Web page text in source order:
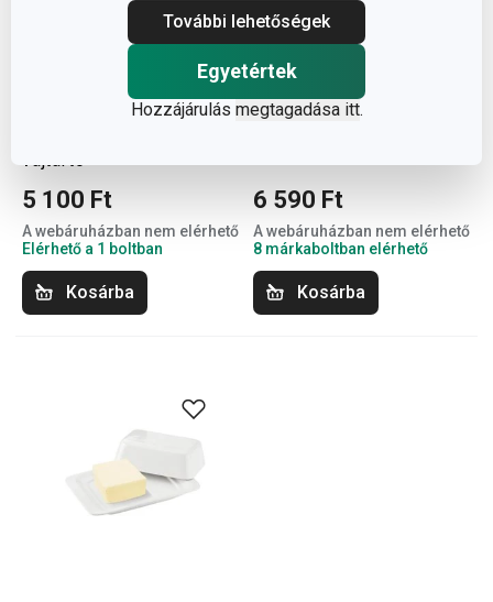
További lehetőségek
Egyetértek
Hozzájárulás megtagadása itt.
vajtartó
5 100 Ft
A webáruházban nem elérhető
Elérhető a 1 boltban
Kosárba
6 590 Ft
A webáruházban nem elérhető
8 márkaboltban elérhető
Kosárba